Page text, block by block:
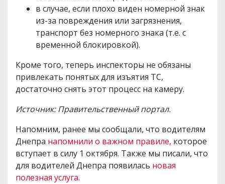
в случае, если плохо виден номерной знак
из-за повреждения или загрязнения,
транспорт без номерного знака (т.е. с
временной блокировкой).
Кроме того, теперь инспекторы не обязаны
привлекать понятых для изъятия ТС,
достаточно снять этот процесс на камеру.
Источник: Правительственный портал.
Напомним, ранее мы сообщали, что водителям
Днепра напомнили о важном правиле, которое
вступает в силу 1 октября. Также мы писали, что
для водителей Днепра появилась новая
полезная услуга.